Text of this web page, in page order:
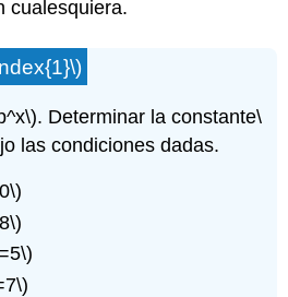
cualesquiera.
. Determinar la constante\
las condiciones dadas.